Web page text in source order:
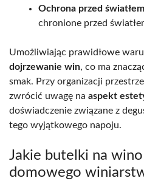
Ochrona przed
chronione przed
Umożliwiając prawidłowe
dojrzewanie win, co ma
smak. Przy organizacji
zwrócić uwagę na aspekt
doświadczenie związane z
tego wyjątkowego napoju.
Jakie butelki na
domowego